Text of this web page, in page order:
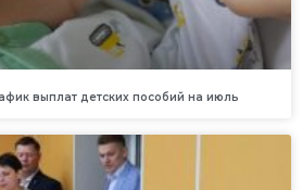
выплат детских пособий на июль